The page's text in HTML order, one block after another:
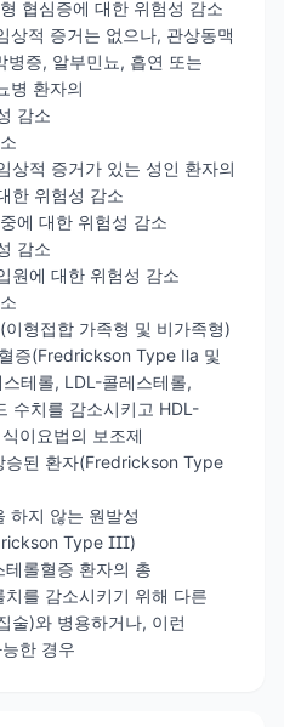
협심증에 대한 위험성 감소
상적 증거는 없으나, 관상동맥
병증, 알부민뇨, 흡연 또는
병 환자의
감소
상적 증거가 있는 성인 환자의
한 위험성 감소
에 대한 위험성 감소
감소
원에 대한 위험성 감소
형접합 가족형 및 비가족형)
증(Fredrickson Type Ⅱa 및
테롤, LDL-콜레스테롤,
수치를 감소시키고 HDL-
이요법의 보조제
승된 환자(Fredrickson Type
하지 않는 원발성
Type III)
롤혈증 환자의 총
를 감소시키기 위해 다른
술)와 병용하거나, 이런
한 경우